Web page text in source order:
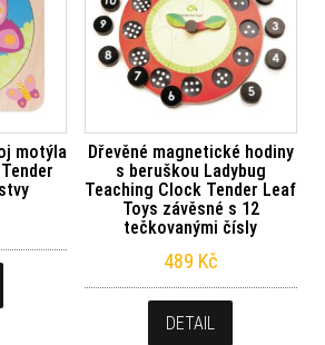
motýla
Dřevěné magnetické hodiny
s beruškou Ladybug
Teaching Clock Tender Leaf
Toys závěsné s 12
tečkovanými čísly
489 Kč
DETAIL